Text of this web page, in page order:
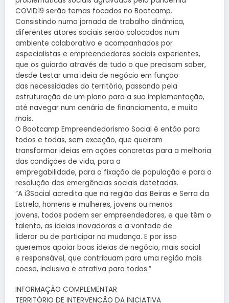
COVID19 serão temas focados no Bootcamp.
Consistindo numa jornada de trabalho dinâmica,
diferentes atores sociais serão colocados num
ambiente colaborativo e acompanhados por
especialistas e empreendedores sociais experientes,
que os guiarão através de tudo o que precisam saber,
desde testar uma ideia de negócio em função
das necessidades do território, passando pela
estruturação de um plano para a sua implementação,
até navegar num cenário de financiamento, e muito
mais.
O Bootcamp Empreendedorismo Social é então para
todos e todas, sem exceção, que queiram
transformar ideias em ações concretas para a melhoria
das condições de vida, para a
empregabilidade, para a fixação de população e para a
resolução das emergências sociais detetadas.
“A i3Social acredita que na região das Beiras e Serra da
Estrela, homens e mulheres, jovens ou menos
jovens, todos podem ser empreendedores, e que têm o
talento, as ideias inovadoras e a vontade de
liderar ou de participar na mudança. E por isso
queremos apoiar boas ideias de negócio, mais social
e responsável, que contribuam para uma região mais
coesa, inclusiva e atrativa para todos.”
INFORMAÇÃO COMPLEMENTAR
TERRITÓRIO DE INTERVENÇÃO DA INICIATIVA